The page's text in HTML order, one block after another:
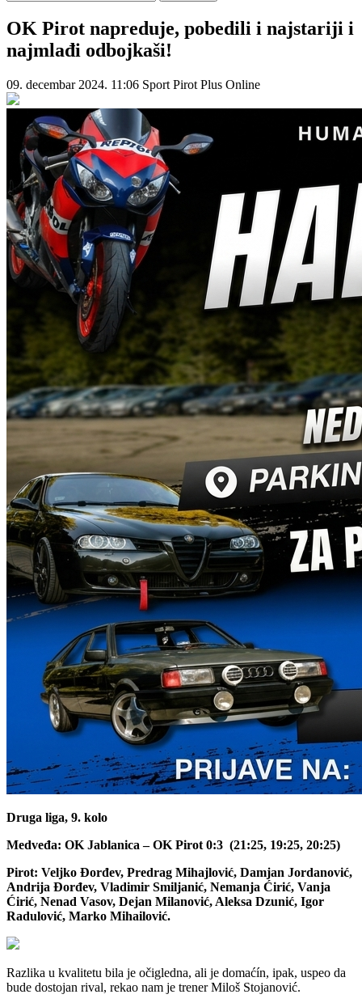
OK Pirot napreduje, pobedili i najstariji i
najmlađi odbojkaši!
09. decembar 2024. 11:06 Sport Pirot Plus Online
Druga liga, 9. kolo
Medveđa: OK Jablanica – OK Pirot 0:3 (21:25, 19:25, 20:25)
Pirot: Veljko Đorđev, Predrag Mihajlović, Damjan Jordanović,
Andrija Đorđev, Vladimir Smiljanić, Nemanja Ćirić, Vanja
Ćirić, Nenad Vasov, Dejan Milanović, Aleksa Dzunić, Igor
Radulović, Marko Mihailović.
Razlika u kvalitetu bila je očigledna, ali je domaćín, ipak, uspeo da
bude dostojan rival, rekao nam je trener Miloš Stojanović.